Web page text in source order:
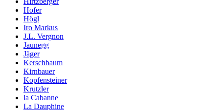
Hofer
Högl
Iro Markus
J.L. Vergnon
Jaunegg
Jäger
Kerschbaum
Kirnbauer
Kopfensteiner
Krutzler
la Cabanne
La Dauphine